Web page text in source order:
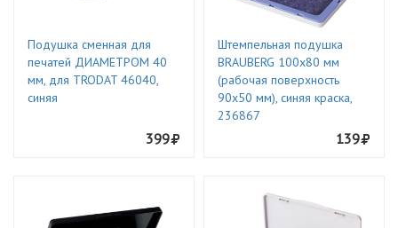
Подушка сменная для
печатей ДИАМЕТРОМ 40
мм, для TRODAT 46040,
синяя
399
Штемпельная подушка
BRAUBERG 100х80 мм
(рабочая поверхность
90х50 мм), синяя краска,
236867
139